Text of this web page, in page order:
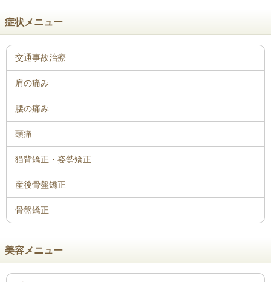
症状メニュー
骨盤矯正
美容メニュー